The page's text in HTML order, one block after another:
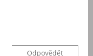
Odpovědět